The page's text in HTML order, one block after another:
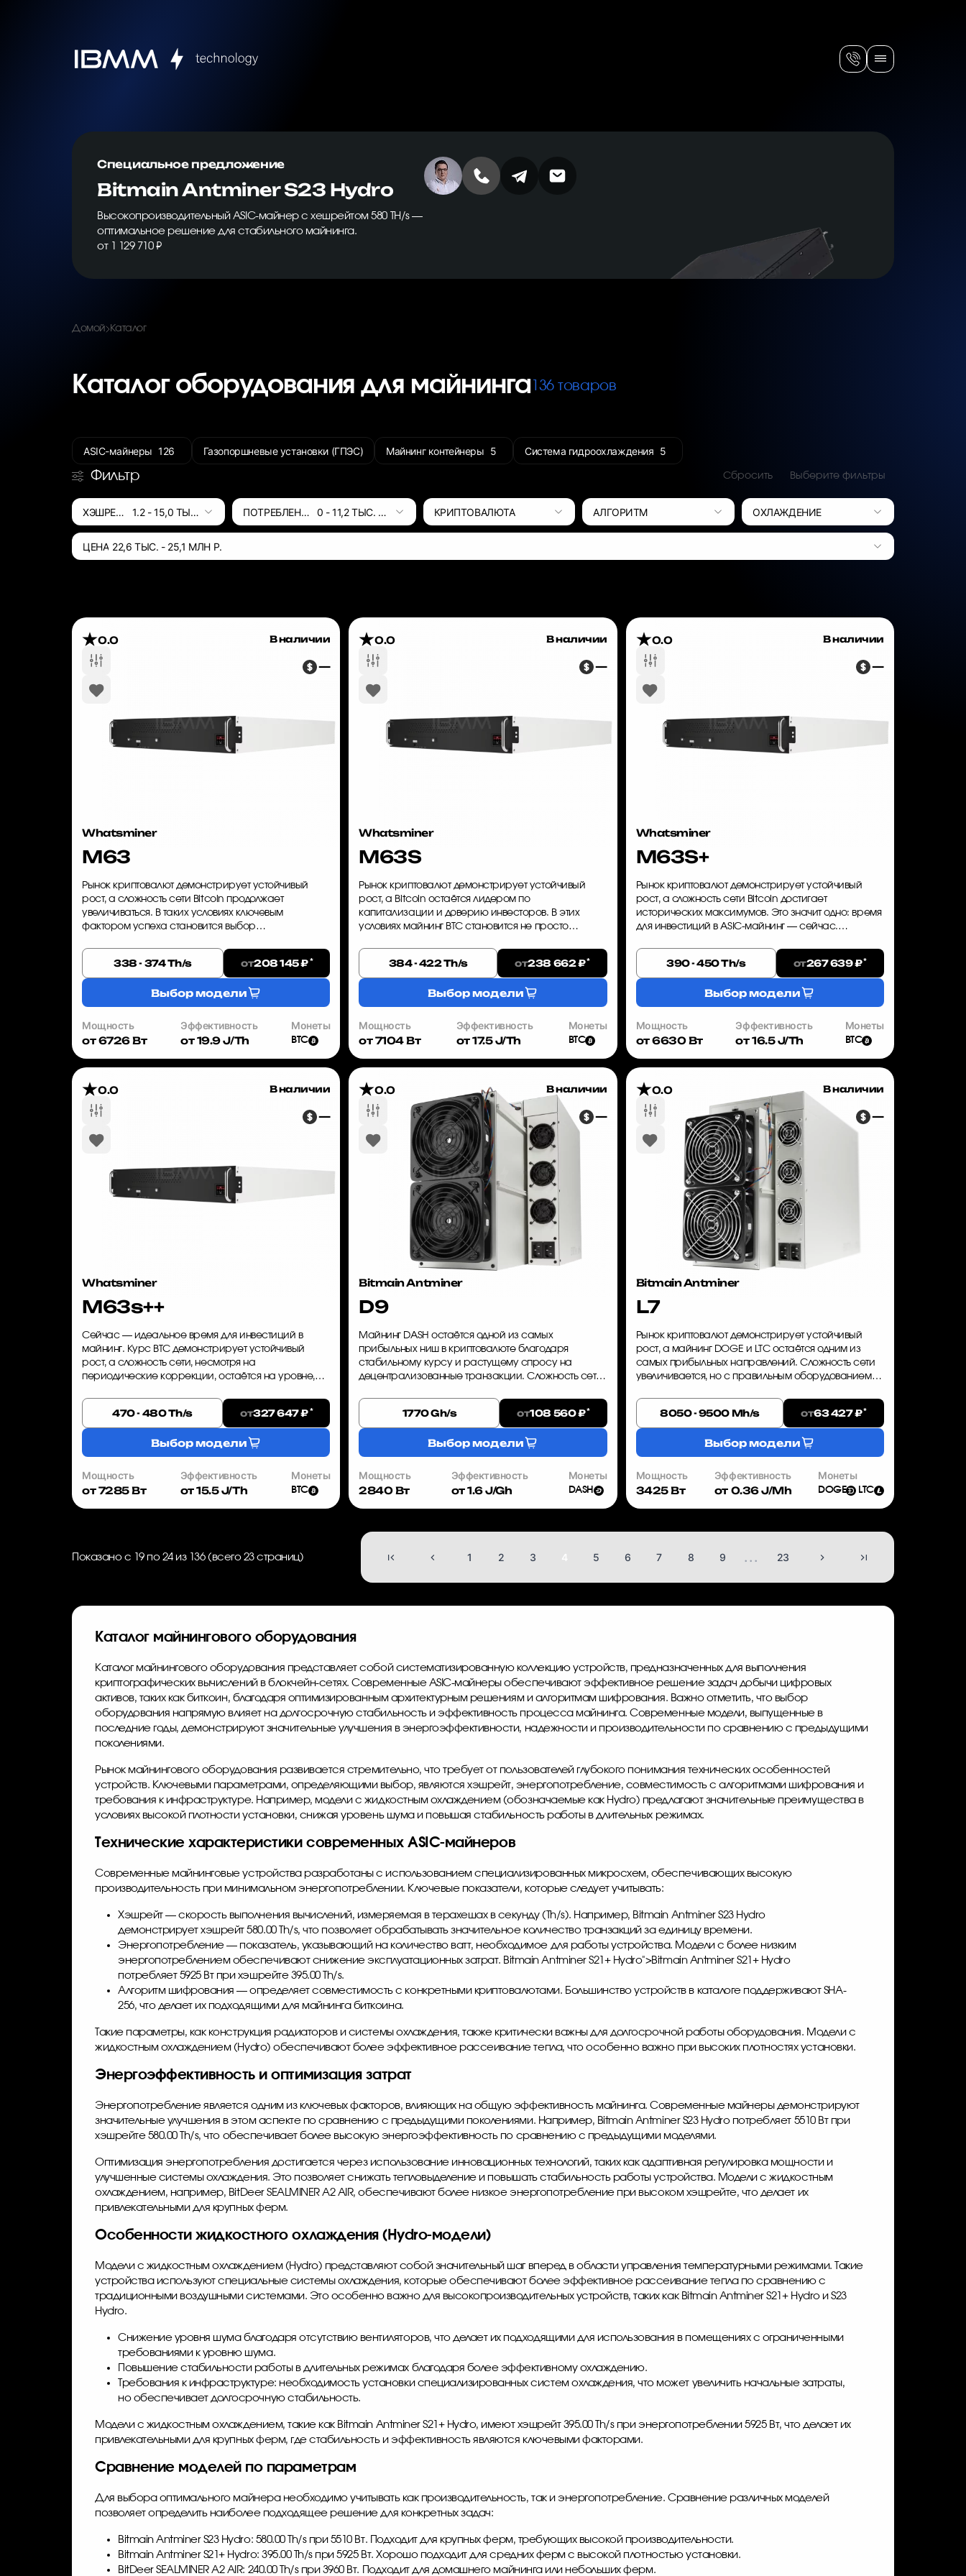
Специальное предложение
Bitmain Antminer S23 Hydro
Высокопроизводительный ASIC-майнер с хешрейтом 580 TH/s —
оптимальное решение для стабильного майнинга.
от 1 129 710 ₽
Домой Каталог
Каталог оборудования для майнинга 136 товаров
ASIC-майнеры 126 Газопоршневые установки (ГПЭС) Майнинг контейнеры 5 Система гидроохлаждения 5
Фильтр Сбросить Выберите фильтры
1.2-15,0 ТЫС.
ХЭШРЕЙТ 0 -11,2 ТЫС.
ПОТРЕБЛЕНИЕ КРИПТОВАЛЮТА АЛГОРИТМ ОХЛАЖДЕНИЕ
22,6 ТЫС. - 25,1 МЛНР.
ЦЕНА
Whatsminer
M63
—
Рынок криптовалют демонстрирует устойчивый
рост, а сложность сети Bitcoin продолжает
увеличиваться. В таких условиях ключевым
фактором успеха становится выбор
оборудования. Whatsminer M63 — это решение,
338 - 374 Th/s от208 145 ₽ *
В наличии
Выбор модели
0.0
Мощность
от 6726 Вт
Эффективность
от 19.9 J/Th
Монеты
BTC
Whatsminer
M63S
—
Рынок криптовалют демонстрирует устойчивый
рост, а Bitcoin остаётся лидером по
капитализации и доверию инвесторов. В этих
условиях майнинг BTC становится не просто
инвестицией. Whatsminer M63S — это
оборудование, ...
384 - 422 Th/s от238 662 ₽*
В наличии
Выбор модели
0.0
Мощность
от 7104 Вт
Эффективность
от 17.5 J/Th
Монеты
BTC
Whatsminer
M63S+
—
Рынок криптовалют демонстрирует устойчивый
рост, а сложность сети Bitcoin достигает
исторических максимумов. Это значит одно: время
для инвестиций в ASIC-майнинг — сейчас.
а инструмент для генерации стаб...
390 - 450 Th/s от267 639 ₽*
В наличии
Выбор модели
0.0
Мощность
от 6630 Вт
Эффективность
от 16.5 J/Th
Монеты
BTC
Whatsminer
M63s++
—
Сейчас — идеальное время для инвестиций в
майнинг. Курс BTC демонстрирует устойчивый
рост, а сложность сети, несмотря на
периодические коррекции, остаётся на уровне,
Whatsminer M63s++ — это оборудование, которое...
470 - 480 Th/s от327 647 ₽ *
В наличии
Выбор модели
0.0
Мощность
от 7285 Вт
Эффективность
от 15.5 J/Th
Монеты
BTC
Bitmain Antminer
D9
—
Майнинг DASH остаётся одной из самых
прибыльных ниш в криптовалюте благодаря
стабильному курсу и растущему спросу на
децентрализованные транзакции. Сложность сети
снижает вашу потенциальную прибыль. Bi...
1770 Gh/s от108 560 ₽*
В наличии
Выбор модели
0.0
Мощность
2840 Вт
Эффективность
от 1.6 J/Gh
Монеты
DASH
Bitmain Antminer
L7
—
Рынок криптовалют демонстрирует устойчивый
рост, а майнинг DOGE и LTC остаётся одним из
самых прибыльных направлений. Сложность сети
увеличивается, но с правильным оборудованием
L7 — это ASIC-майнер, ...
8050 - 9500 Mh/s от63 427 ₽*
В наличии
Выбор модели
0.0
Мощность
3425 Вт
Эффективность
от 0.36 J/Mh
Монеты
DOGE LTC
1 2 3 4 5 6 7 8 9 ... 23
Показано с 19 по 24 из 136 (всего 23 страниц)
Каталог майнингового оборудования
Каталог майнингового оборудования представляет собой систематизированную коллекцию устройств, предназначенных для выполнения
криптографических вычислений в блокчейн-сетях. Современные ASIC-майнеры обеспечивают эффективное решение задач добычи цифровых
активов, таких как биткоин, благодаря оптимизированным архитектурным решениям и алгоритмам шифрования. Важно отметить, что выбор
оборудования напрямую влияет на долгосрочную стабильность и эффективность процесса майнинга. Современные модели, выпущенные в
последние годы, демонстрируют значительные улучшения в энергоэффективности, надежности и производительности по сравнению с предыдущими
поколениями.
Рынок майнингового оборудования развивается стремительно, что требует от пользователей глубокого понимания технических особенностей
устройств. Ключевыми параметрами, определяющими выбор, являются хэшрейт, энергопотребление, совместимость с алгоритмами шифрования и
требования к инфраструктуре. Например, модели с жидкостным охлаждением (обозначаемые как Hydro) предлагают значительные преимущества в
условиях высокой плотности установки, снижая уровень шума и повышая стабильность работы в длительных режимах.
Технические характеристики современных ASIC-майнеров
Современные майнинговые устройства разработаны с использованием специализированных микросхем, обеспечивающих высокую
производительность при минимальном энергопотреблении. Ключевые показатели, которые следует учитывать:
Хэшрейт — скорость выполнения вычислений, измеряемая в терахешах в секунду (Th/s). Например, Bitmain Antminer S23 Hydro
демонстрирует хэшрейт 580.00 Th/s, что позволяет обрабатывать значительное количество транзакций за единицу времени.
Энергопотребление — показатель, указывающий на количество ватт, необходимое для работы устройства. Модели с более низким
энергопотреблением обеспечивают снижение эксплуатационных затрат. Bitmain Antminer S21+Hydro">Bitmain Antminer S21+Hydro
потребляет 5925 Вт при хэшрейте 395.00 Th/s.
Алгоритм шифрования — определяет совместимость с конкретными криптовалютами. Большинство устройств в каталоге поддерживают SHA-
256, что делает их подходящими для майнинга биткоина.
Такие параметры, как конструкция радиаторов и системы охлаждения, также критически важны для долгосрочной работы оборудования. Модели с
жидкостным охлаждением (Hydro) обеспечивают более эффективное рассеивание тепла, что особенно важно при высоких плотностях установки.
Энергоэффективность и оптимизация затрат
Энергопотребление является одним из ключевых факторов, влияющих на общую эффективность майнинга. Современные майнеры демонстрируют
значительные улучшения в этом аспекте по сравнению с предыдущими поколениями. Например, Bitmain Antminer S23 Hydroпотребляет 5510 Вт при
хэшрейте 580.00 Th/s, что обеспечивает более высокую энергоэффективность по сравнению с предыдущими моделями.
Оптимизация энергопотребления достигается через использование инновационных технологий, таких как адаптивная регулировка мощности и
улучшенные системы охлаждения. Это позволяет снижать тепловыделение и повышать стабильность работы устройства. Модели с жидкостным
охлаждением, например, BitDeer SEALMINER A2 AIR, обеспечивают более низкое энергопотребление при высоком хэшрейте, что делает их
привлекательными для крупных ферм.
Особенности жидкостного охлаждения (Hydro-модели)
Модели с жидкостным охлаждением (Hydro) представляют собой значительный шаг вперед в области управления температурными режимами. Такие
устройства используют специальные системы охлаждения, которые обеспечивают более эффективное рассеивание тепла по сравнению с
традиционными воздушными системами. Это особенно важно для высокопроизводительных устройств, таких как Bitmain Antminer S21+ Hydroи S23
Hydro.
Снижение уровня шума благодаря отсутствию вентиляторов, что делает их подходящими для использования в помещениях с ограниченными
требованиями к уровню шума.
Повышение стабильности работы в длительных режимах благодаря более эффективному охлаждению.
Требования к инфраструктуре: необходимость установки специализированных систем охлаждения, что может увеличить начальные затраты,
но обеспечивает долгосрочную стабильность.
Модели с жидкостным охлаждением, такие как Bitmain Antminer S21+ Hydro, имеют хэшрейт 395.00 Th/s при энергопотреблении 5925 Вт, что делает их
привлекательными для крупных ферм, где стабильность и эффективность являются ключевыми факторами.
Сравнение моделей по параметрам
Для выбора оптимального майнера необходимо учитывать как производительность, так и энергопотребление. Сравнение различных моделей
позволяет определить наиболее подходящее решение для конкретных задач:
Bitmain Antminer S23 Hydro: 580.00 Th/s при 5510 Вт. Подходит для крупных ферм, требующих высокой производительности.
Bitmain Antminer S21+ Hydro: 395.00 Th/s при 5925 Вт. Хорошо подходит для средних ферм с высокой плотностью установки.
BitDeer SEALMINER A2 AIR: 240.00 Th/s при 3960 Вт. Подходит для домашнего майнинга или небольших ферм.